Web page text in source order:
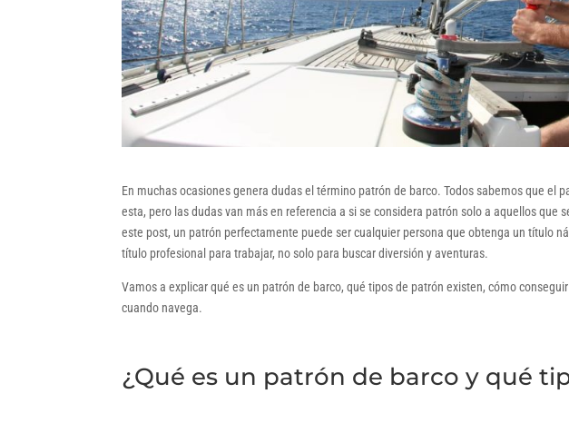
En muchas ocasiones genera dudas el término patrón de barco. Todos sabemos que el
esta, pero las dudas van más en referencia a si se considera patrón solo a aquellos que
este post, un patrón perfectamente puede ser cualquier persona que obtenga un título
título profesional para trabajar, no solo para buscar diversión y aventuras.
Vamos a explicar qué es un patrón de barco, qué tipos de patrón existen, cómo
cuando navega.
¿Qué es un patrón de barco y qué